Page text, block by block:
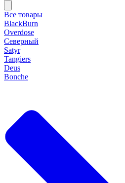
Все товары
BlackBurn
Overdose
Северный
Satyr
Tangiers
Deus
Bonche